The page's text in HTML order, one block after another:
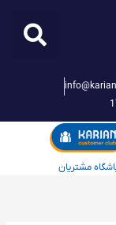
مشتریان